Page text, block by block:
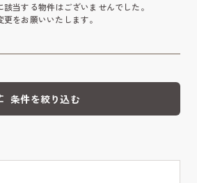
当する物件はございませんでした。
をお願いいたします。
条件を絞り込む